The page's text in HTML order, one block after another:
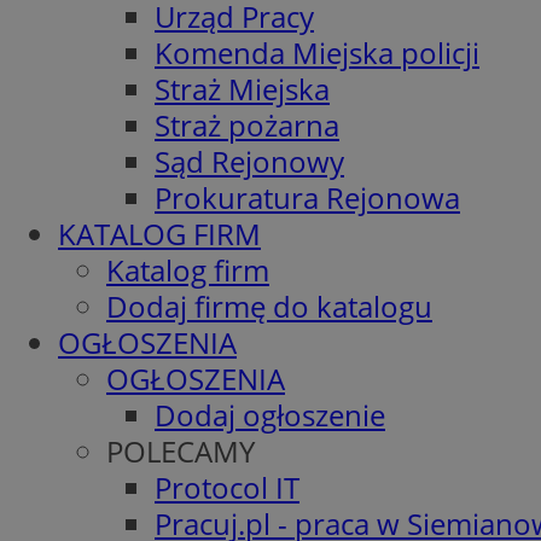
Urząd Pracy
Komenda Miejska policji
Straż Miejska
Straż pożarna
Sąd Rejonowy
Prokuratura Rejonowa
KATALOG FIRM
Katalog firm
Dodaj firmę do katalogu
OGŁOSZENIA
OGŁOSZENIA
Dodaj ogłoszenie
POLECAMY
Protocol IT
Pracuj.pl - praca w